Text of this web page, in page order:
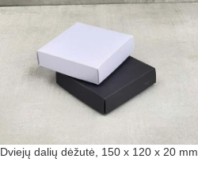
Dviejų dalių dėžutė, 150 x 120 x 20 mm